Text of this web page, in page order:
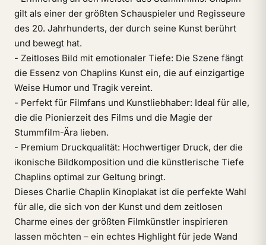
gilt als einer der größten Schauspieler und Regisseure
des 20. Jahrhunderts, der durch seine Kunst berührt
und bewegt hat.
- Zeitloses Bild mit emotionaler Tiefe: Die Szene fängt
die Essenz von Chaplins Kunst ein, die auf einzigartige
Weise Humor und Tragik vereint.
- Perfekt für Filmfans und Kunstliebhaber: Ideal für alle,
die die Pionierzeit des Films und die Magie der
Stummfilm-Ära lieben.
- Premium Druckqualität: Hochwertiger Druck, der die
ikonische Bildkomposition und die künstlerische Tiefe
Chaplins optimal zur Geltung bringt.
Dieses Charlie Chaplin Kinoplakat ist die perfekte Wahl
für alle, die sich von der Kunst und dem zeitlosen
Charme eines der größten Filmkünstler inspirieren
lassen möchten – ein echtes Highlight für jede Wand